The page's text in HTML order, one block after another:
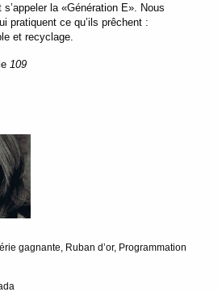
la «Génération E». Nous
pratiquent ce qu’ils prêchent :
et recyclage.
109
gagnante, Ruban d’or, Programmation